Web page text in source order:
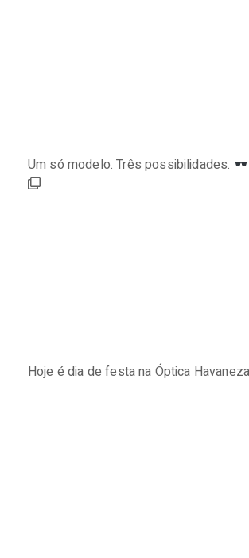
Um só modelo. Três possibilidades.
Hoje é dia de festa na Óptica Havaneza